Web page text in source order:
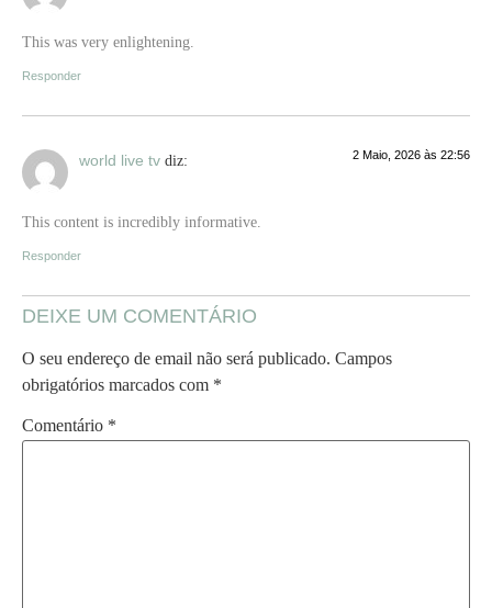
This was very enlightening.
Responder
world live tv diz: 2 Maio, 2026 às 22:56
This content is incredibly informative.
Responder
DEIXE UM COMENTÁRIO
O seu endereço de email não será publicado. Campos
obrigatórios marcados com *
Comentário *